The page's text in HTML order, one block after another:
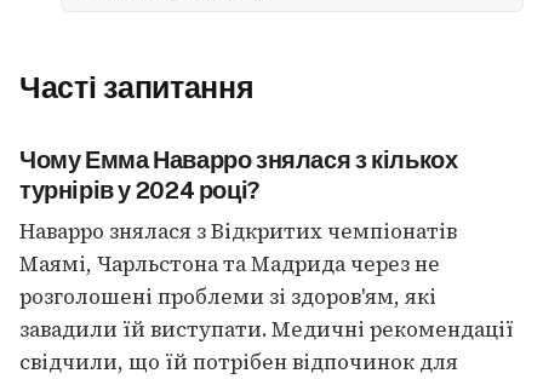
Часті запитання
Чому Емма Наварро знялася з кількох
турнірів у 2024 році?
Наварро знялася з Відкритих чемпіонатів
Маямі, Чарльстона та Мадрида через не
розголошені проблеми зі здоров'ям, які
завадили їй виступати. Медичні рекомендації
свідчили, що їй потрібен відпочинок для